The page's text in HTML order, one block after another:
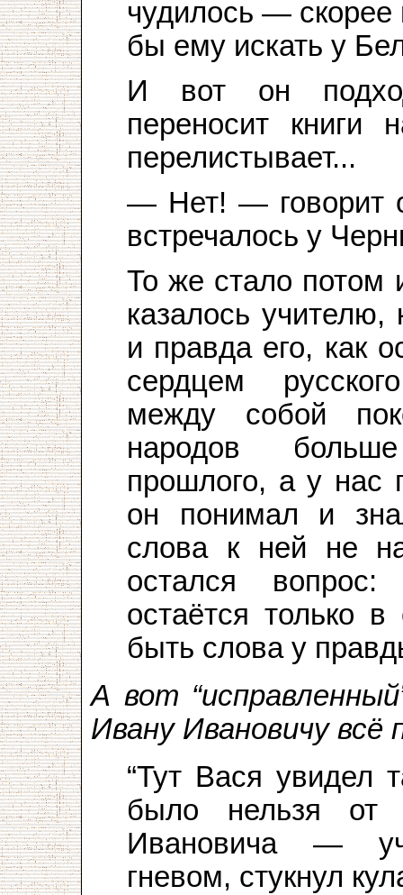
чудилось — скорее
бы ему искать у
И вот он
переносит книги
перелистывает...
— Нет! — говорит
встречалось у
То же стало потом
казалось
и правда его, как
сердцем
между собой
народов
прошлого, а у нас
он понимал и
слова к ней не
остался
остаётся только
быть слова у
А вот
Ивану Ивановичу
“Тут Вася увидел
было нельзя от
Ивановича —
гневом, стукнул